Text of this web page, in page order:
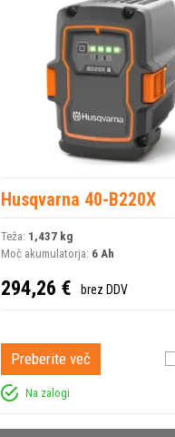
Husqvarna 40-B220X
Teža: 1,437 kg
Moč akumulatorja: 6 Ah
294,26 € brez DDV
Preberite več
Na zalogi